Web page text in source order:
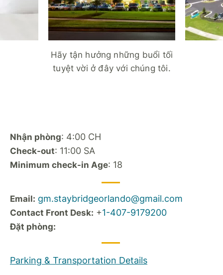
Hãy tận hưởng những buổi tối
tuyệt vời ở đây với chúng tôi.
Nhận phòng: 4:00 CH
Check-out: 11:00 SA
Minimum check-in Age: 18
Email: gm.staybridgeorlando@gmail.com
Contact Front Desk: +1-407-9179200
Đặt phòng:
Parking & Transportation Details